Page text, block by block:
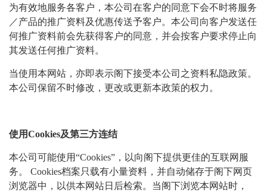
为有效地服务各客户，本公司在客户的同意下会不时将服务
／产品的推广资料及优惠传送予客户。本公司向客户发送任
何推广资料前会先获得客户的同意，并会按客户要求停止向
其发送任何推广资料。
当使用本网站，亦即表示阁下接受本公司之资料私隐政策。
本公司保留不时修改，更改或更新本政策的权力。
使用Cookies及第三方连结
本公司可能使用“Cookies”，以向阁下提供更佳的互联网服
务。 Cookies档案只载有小量资料，并自动储存于阁下网页
浏览器中，以供本网站日后检索。当阁下浏览本网站时，